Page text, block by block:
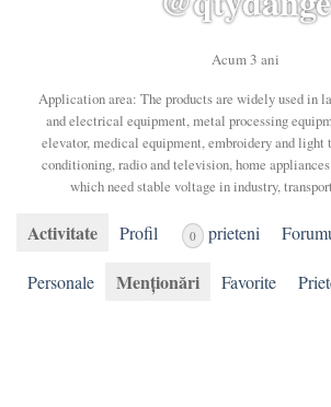
Acum 3 ani
Application area: The products are widely used in
and electrical equipment, metal processing
elevator, medical equipment, embroidery and
conditioning, radio and television, home
which need stable voltage in industry,
Activitate Profil 0 prieteni
Personale Menționări Favorite